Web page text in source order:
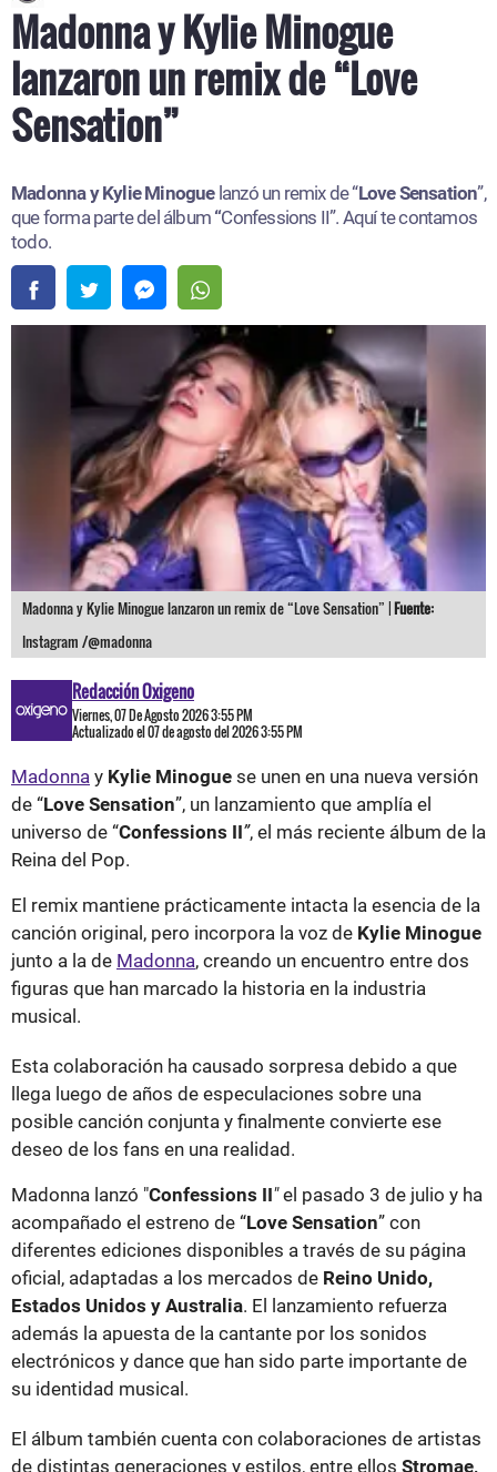
Madonna y Kylie Minogue
lanzaron un remix de “Love
Sensation”
Madonna y Kylie Minogue lanzó un remix de “Love Sensation”,
que forma parte del álbum “Confessions II”. Aquí te contamos
todo.
Madonna y Kylie Minogue lanzaron un remix de “Love Sensation” |Fuente:
Instagram /@madonna
Redacción Oxigeno
Viernes, 07 De Agosto 2026 3:55 PM
Actualizado el 07 de agosto del 2026 3:55 PM
Madonna y Kylie Minogue se unen en una nueva versión
de “Love Sensation”, un lanzamiento que amplía el
universo de “Confessions II”, el más reciente álbum de la
Reina del Pop.
El remix mantiene prácticamente intacta la esencia de la
canción original, pero incorpora la voz de Kylie Minogue
junto a la de Madonna, creando un encuentro entre dos
figuras que han marcado la historia en la industria
musical.
Esta colaboración ha causado sorpresa debido a que
llega luego de años de especulaciones sobre una
posible canción conjunta y finalmente convierte ese
deseo de los fans en una realidad.
Madonna lanzó "Confessions II"el pasado 3 de julio y ha
acompañado el estreno de “Love Sensation” con
diferentes ediciones disponibles a través de su página
oficial, adaptadas a los mercados de Reino Unido,
Estados Unidos y Australia. El lanzamiento refuerza
además la apuesta de la cantante por los sonidos
electrónicos y dance que han sido parte importante de
su identidad musical.
El álbum también cuenta con colaboraciones de artistas
de distintas generaciones y estilos, entre ellos Stromae,